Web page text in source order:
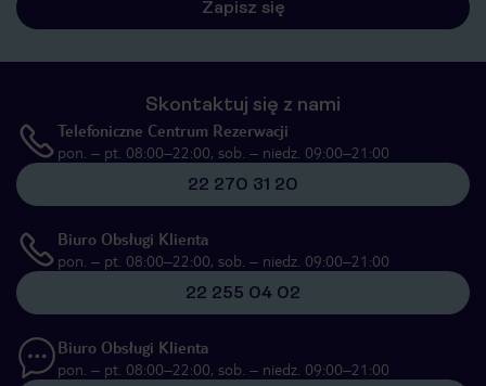
Zapisz się
Skontaktuj się z nami
Telefoniczne Centrum Rezerwacji
pon. – pt. 08:00–22:00, sob. – niedz. 09:00–21:00
22 270 31 20
Biuro Obsługi Klienta
pon. – pt. 08:00–22:00, sob. – niedz. 09:00–21:00
22 255 04 02
Biuro Obsługi Klienta
pon. – pt. 08:00–22:00, sob. – niedz. 09:00–21:00